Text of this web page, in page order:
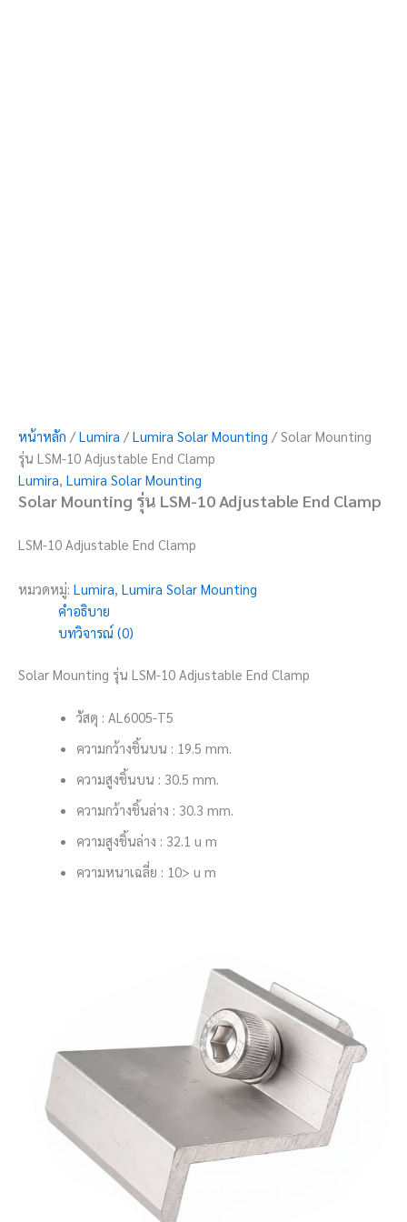
หน้าหลัก / Lumira / Lumira Solar Mounting / Solar Mounting
รุ่น LSM-10 Adjustable End Clamp
Lumira, Lumira Solar Mounting
Solar Mounting รุ่น LSM-10 Adjustable End Clamp
LSM-10 Adjustable End Clamp
หมวดหมู่: Lumira, Lumira Solar Mounting
คำอธิบาย
บทวิจารณ์ (0)
Solar Mounting รุ่น LSM-10 Adjustable End Clamp
วัสดุ : AL6005-T5
ความกว้างชิ้นบน : 19.5 mm.
ความสูงชิ้นบน : 30.5 mm.
ความกว้างชิ้นล่าง : 30.3 mm.
ความสูงชิ้นล่าง : 32.1 u m
ความหนาเฉลี่ย : 10> u m